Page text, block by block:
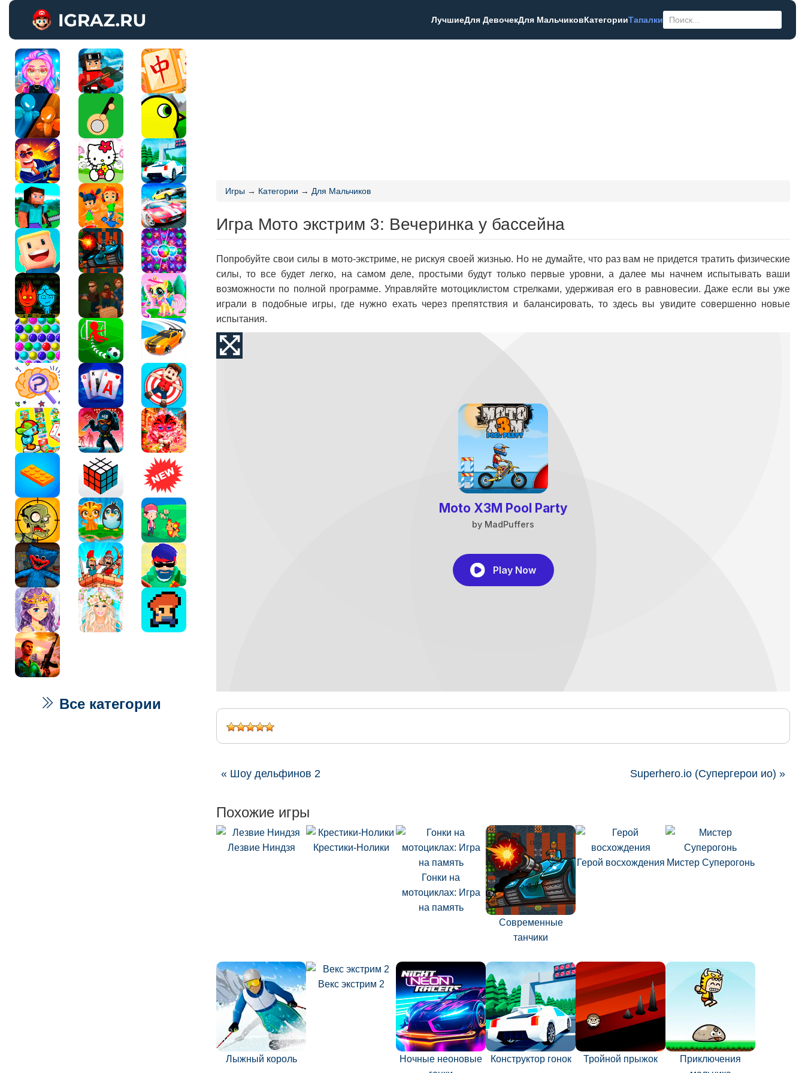
ЛучшиеДля ДевочекДля МальчиковКатегорииТапалки
Игры → Категории → Для Мальчиков
Игра Мото экстрим 3: Вечеринка у бассейна
Попробуйте свои силы в мото-экстриме, не рискуя своей жизнью. Но не думайте, что раз вам не придется тратить физические
силы, то все будет легко, на самом деле, простыми будут только первые уровни, а далее мы начнем испытывать ваши
возможности по полной программе. Управляйте мотоциклистом стрелками, удерживая его в равновесии. Даже если вы уже
играли в подобные игры, где нужно ехать через препятствия и балансировать, то здесь вы увидите совершенно новые
испытания.
« Шоу дельфинов 2 Superhero.io (Супергерои ио) »
Похожие игры
Лезвие Ниндзя Крестики-Нолики
Гонки на
мотоциклах: Игра
на память
Современные
танчики
Герой восхождения Мистер Суперогонь
Лыжный король
Векс экстрим 2
Ночные неоновые
Конструктор гонок Тройной прыжок
Приключения
Все категории